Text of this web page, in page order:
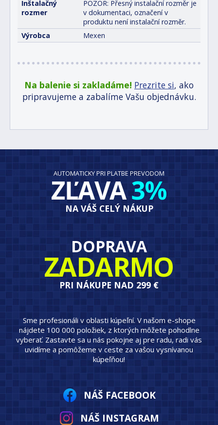
Inštalačný
rozmer
POZOR: Přesný instalační rozměr je
v dokumentaci, označení v
produktu není instalační rozměr.
Výrobca
Mexen
Na balenie si zakladáme! Prezrite si, ako
pripravujeme a zabalíme Vašu objednávku.
AUTOMATICKY PRI PLATBE PREVODOM
ZĽAVA3%
NA VÁŠ CELÝ NÁKUP
DOPRAVA
ZADARMO
PRI NÁKUPE NAD 299 €
Sme profesionáli v oblasti kúpeľní. V našom e-shope
nájdete 100 000 položiek, z ktorých môžete pohodlne
vyberať. Zastavte sa u nás pokojne aj pre radu, radi vás
uvidíme a pomôžeme v ceste za vašou vysnívanou
kúpeľňou!
NÁŠ FACEBOOK
NÁŠ INSTAGRAM